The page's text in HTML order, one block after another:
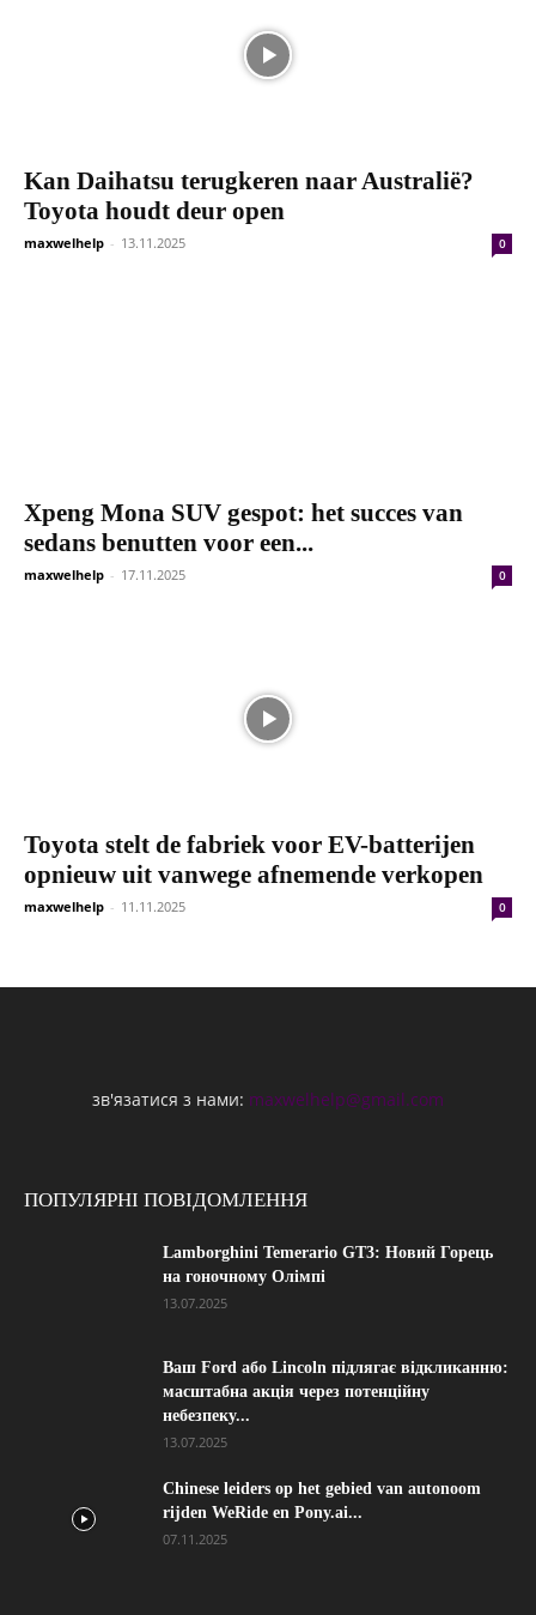
Kan Daihatsu terugkeren naar Australië?
Toyota houdt deur open
maxwelhelp - 13.11.2025 0
Xpeng Mona SUV gespot: het succes van
sedans benutten voor een...
maxwelhelp - 17.11.2025 0
Toyota stelt de fabriek voor EV-batterijen
opnieuw uit vanwege afnemende verkopen
maxwelhelp - 11.11.2025 0
зв'язатися з нами: maxwelhelp@gmail.com
ПОПУЛЯРНІ ПОВІДОМЛЕННЯ
Lamborghini Temerario GT3: Новий Горець
на гоночному Олімпі
13.07.2025
Ваш Ford або Lincoln підлягає відкликанню:
масштабна акція через потенційну
небезпеку...
13.07.2025
Chinese leiders op het gebied van autonoom
rijden WeRide en Pony.ai...
07.11.2025